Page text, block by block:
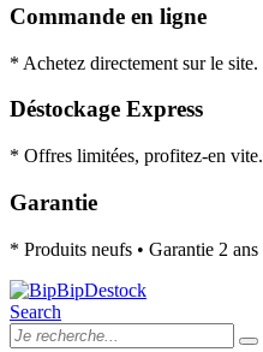
Commande en ligne
* Achetez directement sur le site.
Déstockage Express
* Offres limitées, profitez-en vite.
Garantie
* Produits neufs • Garantie 2 ans
Search